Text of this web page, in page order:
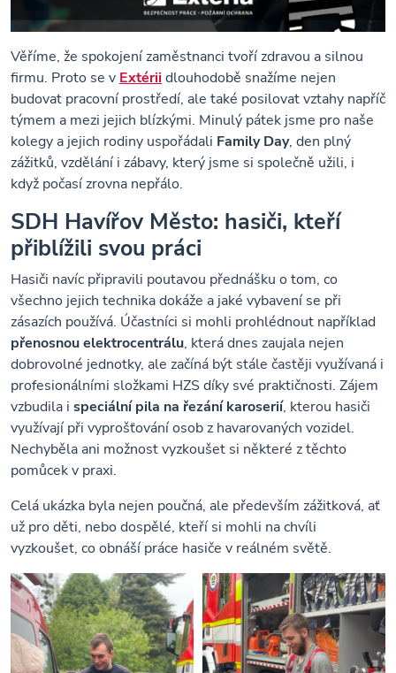
Věříme, že spokojení zaměstnanci tvoří zdravou a silnou
firmu. Proto se vExtériidlouhodobě snažíme nejen
budovat pracovní prostředí, ale také posilovat vztahy napříč
týmem a mezi jejich blízkými. Minulý pátek jsme pro naše
kolegy a jejich rodiny uspořádali Family Day, den plný
zážitků, vzdělání i zábavy, který jsme si společně užili, i
když počasí zrovna nepřálo.
SDH Havířov Město: hasiči, kteří
přiblížili svou práci
Hasiči navíc připravili poutavou přednášku o tom, co
všechno jejich technika dokáže a jaké vybavení se při
zásazích používá. Účastníci si mohli prohlédnout například
přenosnou elektrocentrálu, která dnes zaujala nejen
dobrovolné jednotky, ale začíná být stále častěji využívaná i
profesionálními složkami HZS díky své praktičnosti. Zájem
vzbudila i speciální pila na řezání karoserií, kterou hasiči
využívají při vyprošťování osob z havarovaných vozidel.
Nechyběla ani možnost vyzkoušet si některé z těchto
pomůcek v praxi.
Celá ukázka byla nejen poučná, ale především zážitková, ať
už pro děti, nebo dospělé, kteří si mohli na chvíli
vyzkoušet, co obnáší práce hasiče v reálném světě.